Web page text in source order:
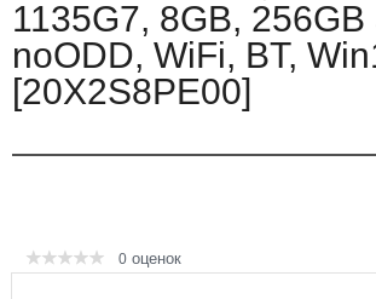
1135G7, 8GB, 256GB
noODD, WiFi, BT,
[20X2S8PE00]
0 оценок
Ноутбуки и ультрабуки
Компьютеры
Контактная информация